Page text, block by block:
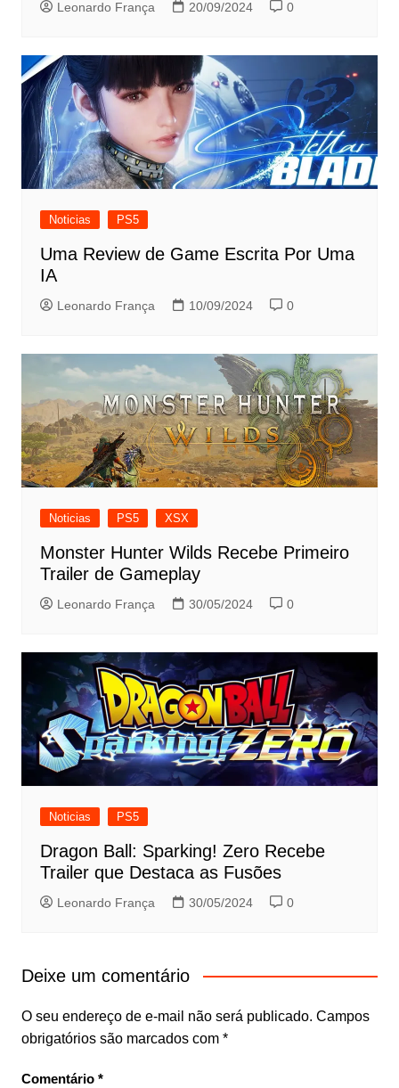
Leonardo França 20/09/2024 0
Noticias PS5
Uma Review de Game Escrita Por Uma
IA
Leonardo França 10/09/2024 0
Noticias PS5 XSX
Monster Hunter Wilds Recebe Primeiro
Trailer de Gameplay
Leonardo França 30/05/2024 0
Noticias PS5
Dragon Ball: Sparking! Zero Recebe
Trailer que Destaca as Fusões
Leonardo França 30/05/2024 0
Deixe um comentário
O seu endereço de e-mail não será publicado. Campos
obrigatórios são marcados com *
Comentário *